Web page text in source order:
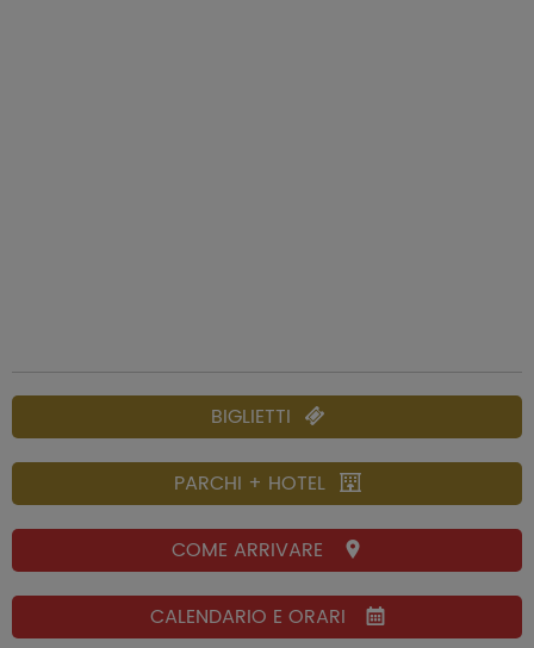
BIGLIETTI
PARCHI + HOTEL
COME ARRIVARE
CALENDARIO E ORARI